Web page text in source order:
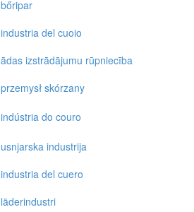
bőripar
industria del cuoio
ādas izstrādājumu rūpniecība
przemysł skórzany
indústria do couro
usnjarska industrija
industria del cuero
läderindustri